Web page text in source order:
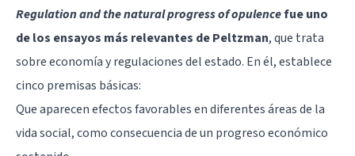
Regulation and the natural progress of opulencefue uno
de los ensayos más relevantes de Peltzman, que trata
sobre economía y regulaciones del estado. En él, establece
cinco premisas básicas:
Que aparecen efectos favorables en diferentes áreas de la
vida social, como consecuencia de un progreso económico